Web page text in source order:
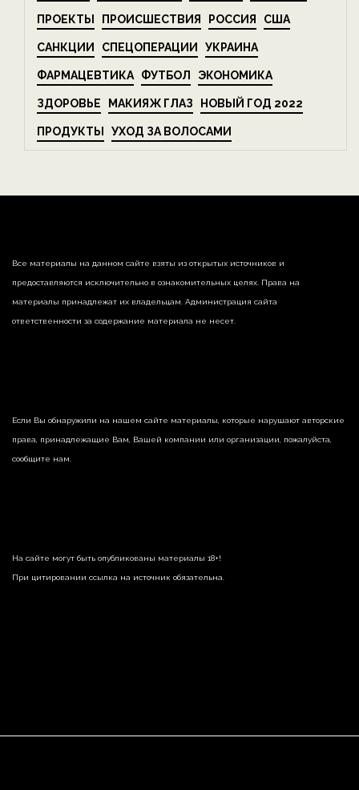
ПРОЕКТЫ ПРОИСШЕСТВИЯ РОССИЯ США
САНКЦИИ СПЕЦОПЕРАЦИИ УКРАИНА
ФАРМАЦЕВТИКА ФУТБОЛ ЭКОНОМИКА
ЗДОРОВЬЕ МАКИЯЖ ГЛАЗ НОВЫЙ ГОД 2022
ПРОДУКТЫ УХОД ЗА ВОЛОСАМИ
Все материалы на данном сайте взяты из открытых источников и
предоставляются исключительно в ознакомительных целях. Права на
материалы принадлежат их владельцам. Администрация сайта
ответственности за содержание материала не несет.
Если Вы обнаружили на нашем сайте материалы, которые нарушают авторские
права, принадлежащие Вам, Вашей компании или организации, пожалуйста,
сообщите нам.
На сайте могут быть опубликованы материалы 18+!
При цитировании ссылка на источник обязательна.